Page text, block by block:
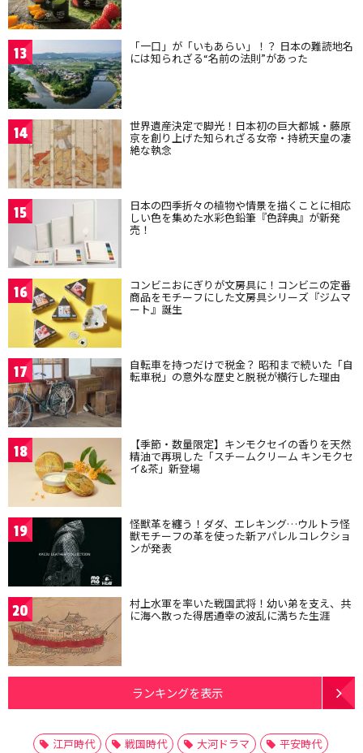
13 「一口」が「いもあらい」！？ 日本の難読地名
には知られざる“名前の法則”があった
14 世界遺産決定で脚光！日本初の巨大都城・藤原
京を創り上げた知られざる女帝・持統天皇の凄
絶な執念
15 日本の四季折々の植物や情景を描くことに相応
しい色を集めた水彩色鉛筆『色辞典』が新発
売！
16 コンビニおにぎりが文房具に！コンビニの定番
商品をモチーフにした文房具シリーズ『ジムマ
ート』誕生
17 自転車を持つだけで税金？ 昭和まで続いた「自
転車税」の意外な歴史と脱税が横行した理由
18 【季節・数量限定】キンモクセイの香りを天然
精油で再現した「スチームクリーム キンモクセ
イ&茶」新登場
19 怪獣革を纏う！ダダ、エレキング…ウルトラ怪
獣モチーフの革を使った新アパレルコレクショ
ンが発表
20 村上水軍を率いた戦国武将！幼い弟を支え、共
に海へ散った得居通幸の波乱に満ちた生涯
ランキングを表示
江戸時代 戦国時代 大河ドラマ
平安時代